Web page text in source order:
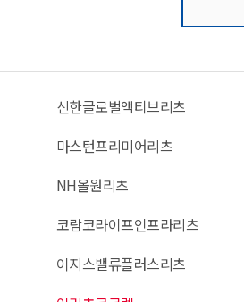
신한글로벌액티브리츠
마스턴프리미어리츠
NH올원리츠
코람코라이프인프라리츠
이지스밸류플러스리츠